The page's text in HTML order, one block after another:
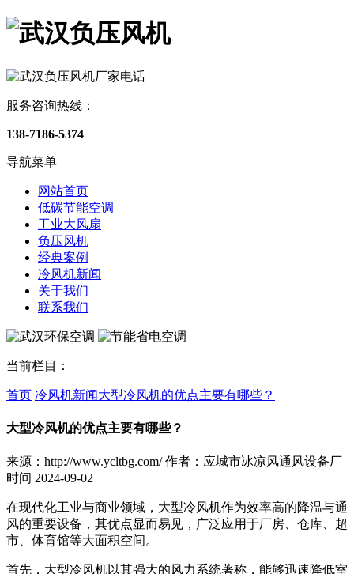
服务咨询热线：
138-7186-5374
导航菜单
网站首页
低碳节能空调
工业大风扇
负压风机
经典案例
冷风机新闻
关于我们
联系我们
当前栏目：
首页 冷风机新闻大型冷风机的优点主要有哪些？
大型冷风机的优点主要有哪些？
来源：http://www.ycltbg.com/作者：应城市冰凉风通风设备厂
时间 2024-09-02
在现代化工业与商业领域，大型冷风机作为效率高的降温与通
风的重要设备，其优点显而易见，广泛应用于厂房、仓库、超
市、体育馆等大面积空间。
首先，大型冷风机以其强大的风力系统著称，能够迅速降低室